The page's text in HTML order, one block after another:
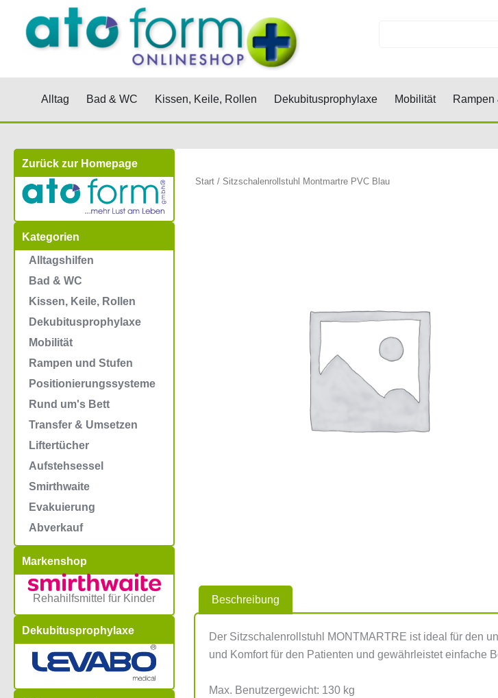
springen
Alltag Öffne Alltag
Bad & WC Öffne Bad & WC
Kissen, Keile, Rollen Öffne Kissen, Keile, Rollen
Dekubitusprophylaxe Öffne
Mobilität Öffne
Rampen
Zurück zur Homepage
Kategorien
Alltagshilfen
Bad & WC
Kissen, Keile, Rollen
Dekubitusprophylaxe
Mobilität
Rampen und Stufen
Positionierungssysteme
Rund um's Bett
Transfer & Umsetzen
Liftertücher
Aufstehsessel
Smirthwaite
Evakuierung
Abverkauf
Markenshop
Rehahilfsmittel für Kinder
Dekubitusprophylaxe
Start/ Sitzschalenrollstuhl Montmartre PVC Blau
Beschreibung
Der Sitzschalenrollstuhl MONTMARTRE ist ideal für den
und Komfort für den Patienten und gewährleistet einfache
Max. Benutzergewicht: 130 kg